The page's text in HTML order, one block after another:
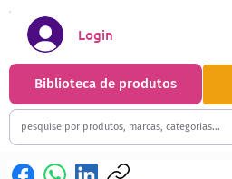
Biblioteca de produtos
Login